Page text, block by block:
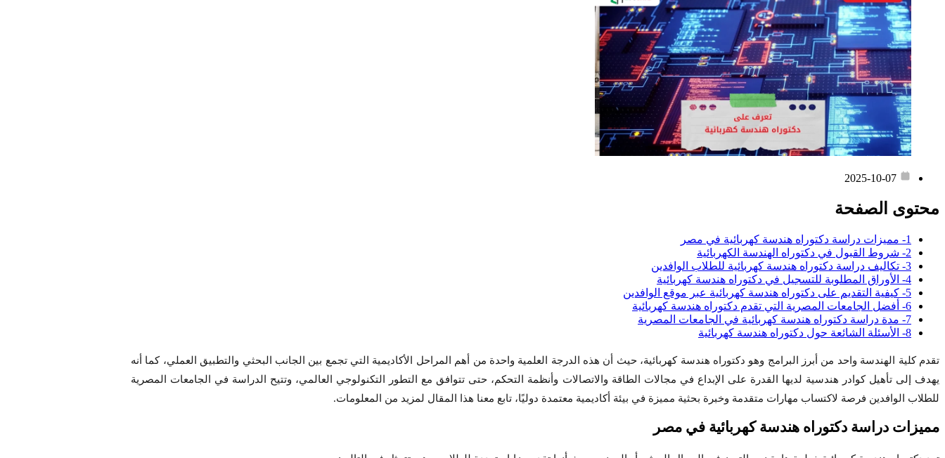
2025-10-07
محتوى الصفحة
1- مميزات دراسة دكتوراه هندسة كهربائية في مصر
2- شروط القبول في دكتوراه الهندسة الكهربائية
3- تكاليف دراسة دكتوراه هندسة كهربائية للطلاب الوافدين
4- الأوراق المطلوبة للتسجيل في دكتوراه هندسة كهربائية
5- كيفية التقديم على دكتوراه هندسة كهربائية عبر موقع الوافدين
6- أفضل الجامعات المصرية التي تقدم دكتوراه هندسة كهربائية
7- مدة دراسة دكتوراه هندسة كهربائية في الجامعات المصرية
8- الأسئلة الشائعة حول دكتوراه هندسة كهربائية
تقدم كلية الهندسة واحد من أبرز البرامج وهو دكتوراه هندسة كهربائية، حيث أن هذه الدرجة العلمية واحدة من أهم المراحل الأكاديمية التي تجمع بين الجانب البحثي والتطبيق العملي، كما أنه
يهدف إلى تأهيل كوادر هندسية لديها القدرة على الإبداع في مجالات الطاقة والاتصالات وأنظمة التحكم، حتى تتوافق مع التطور التكنولوجي العالمي، وتتيح الدراسة في الجامعات المصرية
للطلاب الوافدين فرصة لاكتساب مهارات متقدمة وخبرة بحثية مميزة في بيئة أكاديمية معتمدة دوليًا، تابع معنا هذا المقال لمزيد من المعلومات.
مميزات دراسة دكتوراه هندسة كهربائية في مصر